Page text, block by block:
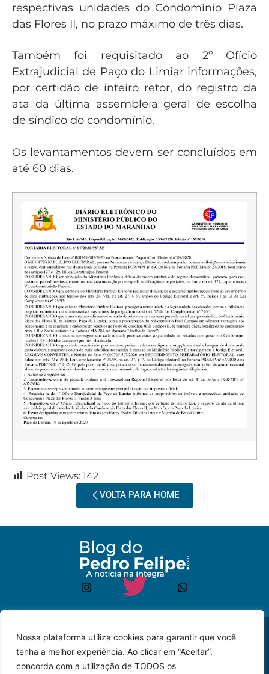
Nossa plataforma utiliza cookies para garantir que você
tenha a melhor experiência. Ao clicar em “Aceitar”,
concorda com a utilização de TODOS os
respectivas unidades do Condomínio Plaza
das Flores II, no prazo máximo de três dias.
Também foi requisitado ao 2º Ofício
Extrajudicial de Paço do Limiar informações,
por certidão de inteiro retor, do registro da
ata da última assembleia geral de escolha
de síndico do condomínio.
Os levantamentos devem ser concluídos em
até 60 dias.
Post Views: 142
VOLTA PARA HOME
© 2023 – Todos os
direitos reservados.
Desenvolvido por: JP